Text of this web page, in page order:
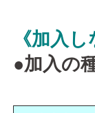
《加入
●加入の